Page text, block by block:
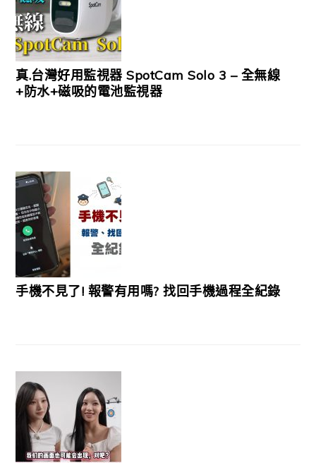
真.台灣好用監視器 SpotCam Solo 3 – 全無線
+防水+磁吸的電池監視器
手機不見了! 報警有用嗎? 找回手機過程全紀錄